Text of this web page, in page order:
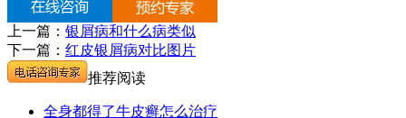
上一篇： 银屑病和什么病类似
下一篇： 红皮银屑病对比图片
推荐阅读
全身都得了牛皮癣怎么治疗